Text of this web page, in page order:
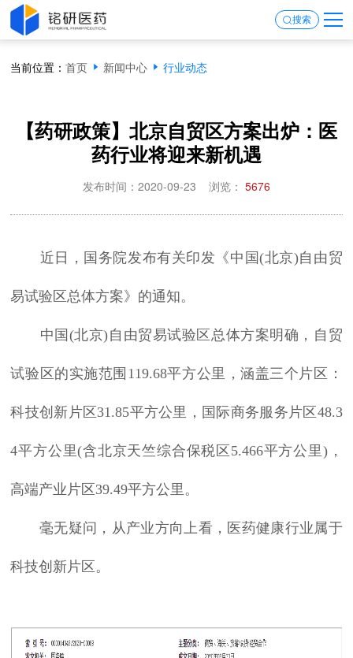
搜索
当前位置：首页 新闻中心 行业动态
【药研政策】北京自贸区方案出炉：医
药行业将迎来新机遇
发布时间：2020-09-23 浏览： 5676
近日，国务院发布有关印发《中国(北京)自由贸
易试验区总体方案》的通知。
中国(北京)自由贸易试验区总体方案明确，自贸
试验区的实施范围119.68平方公里，涵盖三个片区：
科技创新片区31.85平方公里，国际商务服务片区48.3
4平方公里(含北京天竺综合保税区5.466平方公里)，
高端产业片区39.49平方公里。
毫无疑问，从产业方向上看，医药健康行业属于
科技创新片区。